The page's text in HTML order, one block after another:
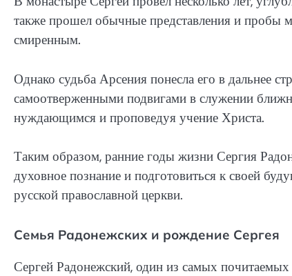
также прошел обычные представления и пробы
смиренным.
Однако судьба Арсения понесла его в дальнее
самоотверженными подвигами в служении
нуждающимся и проповедуя учение Христа.
Таким образом, ранние годы жизни Сергия
духовное познание и подготовиться к своей
русской православной церкви.
Семья Радонежских и рождение Сергея
Сергей Радонежский, один из самых почитаемых